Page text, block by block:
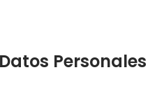
Personales